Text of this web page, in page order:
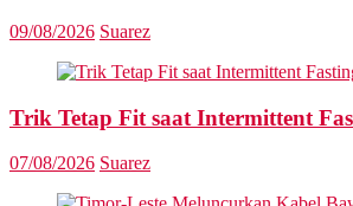
09/08/2026 Suarez
Trik Tetap Fit saat Intermittent
07/08/2026 Suarez